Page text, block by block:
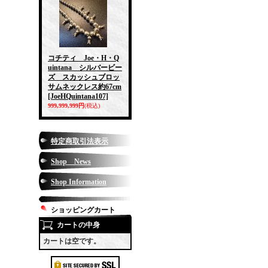
コチティ Joe・H・Q
uintana シルバービー
ズ スカッシュブロッ
サムネックレス約67cm
[JoeHQuintana107]
999,999,999円(税込)
特定商取引法表示
Shop News
Shop Information
ショッピングカート
カートの中身
カートは空です。